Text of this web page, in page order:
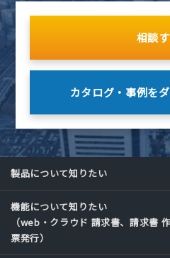
相談
カタログ・事例を
製品について知りたい
機能について知りたい
（web・クラウド 請求書、請求書
票発行）